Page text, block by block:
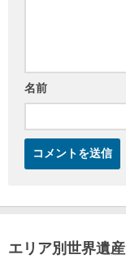
名前
エリア別世界遺産